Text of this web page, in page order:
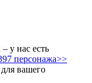
у нас есть
персонажа>>
вашего